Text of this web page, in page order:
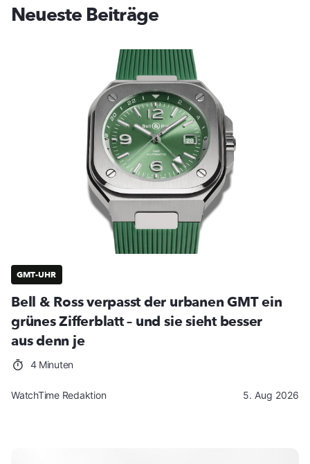
Neueste Beiträge
GMT-UHR
Bell & Ross verpasst der urbanen GMT ein
grünes Zifferblatt – und sie sieht besser
aus denn je
4 Minuten
WatchTime Redaktion 5. Aug 2026